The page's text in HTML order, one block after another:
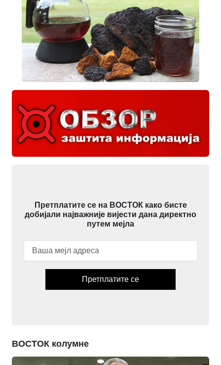
Претплатите се на ВОСТОК како бисте
добијали најважније вијести дана директно
путем мејла
Претплатите се
ВОСТОК колумне